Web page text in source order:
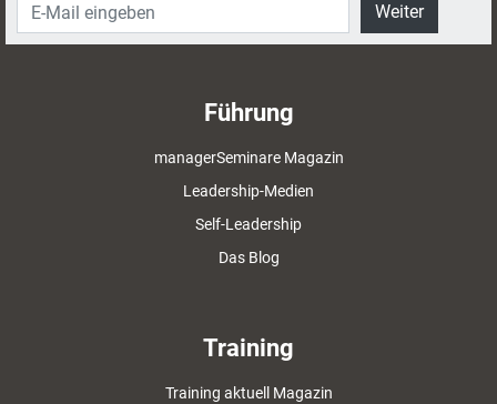
Weiter
Führung
managerSeminare Magazin
Leadership-Medien
Self-Leadership
Das Blog
Training
Training aktuell Magazin